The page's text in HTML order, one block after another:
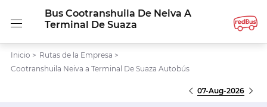
Bus Cootranshuila De Neiva A
Terminal De Suaza
Inicio > Rutas de la Empresa >
Cootranshuila Neiva a Terminal De Suaza Autobús
07-Aug-2026